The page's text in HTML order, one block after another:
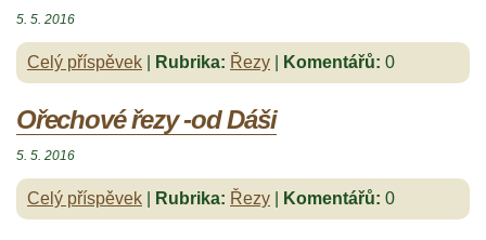
5. 5. 2016
Celý příspěvek Rubrika: Řezy Komentářů: 0
Ořechové řezy -od Dáši
5. 5. 2016
Celý příspěvek Rubrika: Řezy Komentářů: 0